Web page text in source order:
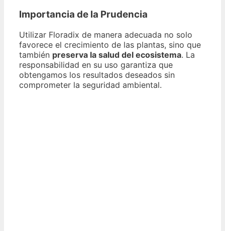
Importancia de la Prudencia
Utilizar Floradix de manera adecuada no solo
favorece el crecimiento de las plantas, sino que
también preserva la salud del ecosistema. La
responsabilidad en su uso garantiza que
obtengamos los resultados deseados sin
comprometer la seguridad ambiental.